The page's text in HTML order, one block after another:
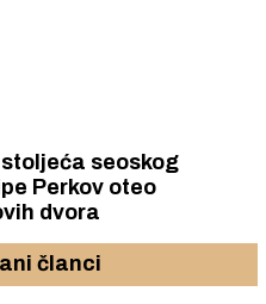
stoljeća seoskog
dvora
članci